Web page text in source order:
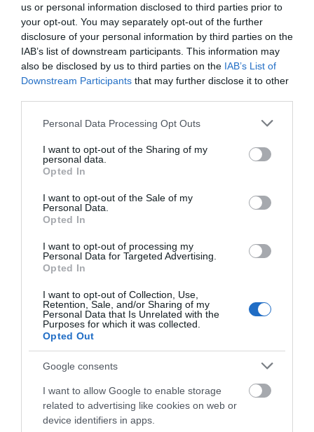
us or personal information disclosed to third parties prior to
your opt-out. You may separately opt-out of the further
disclosure of your personal information by third parties on the
IAB’s list of downstream participants. This information may
also be disclosed by us to third parties on the IAB’s List of
Downstream Participants that may further disclose it to other
Please note that this website/app uses one or more Google
not limited to your visit or usage behaviour. You may click to
grant or deny consent to Google and its third-party tags to
use your data for below specified purposes in below Google
consent section.
Personal Data Processing Opt Outs
I want to opt-out of the Sharing of my
personal data.
Opted In
I want to opt-out of the Sale of my
Personal Data.
Opted In
I want to opt-out of processing my
Personal Data for Targeted Advertising.
Opted In
I want to opt-out of Collection, Use,
Retention, Sale, and/or Sharing of my
Personal Data that Is Unrelated with the
Purposes for which it was collected.
Opted Out
Google consents
I want to allow Google to enable storage
related to advertising like cookies on web or
device identifiers in apps.
GAMING AR/VR
Meta ulepsza swoje gogle!
Od tej pory śledzenie rąk w
KONRAD PISULA
21 KWIETNIA 2022
to nowy i interesujący
pomysł Facebooka i BMW
MATEUSZ BUDZEŃ